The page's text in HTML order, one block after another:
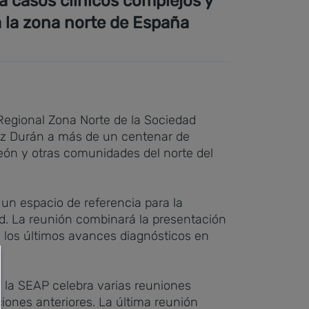
zona norte de España
Zona Norte de la Sociedad
Durán a más de un centenar de
y otras comunidades del norte del
espacio de referencia para la
La reunión combinará la presentación
últimos avances diagnósticos en
SEAP celebra varias reuniones
anteriores. La última reunión